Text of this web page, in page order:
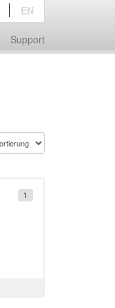
Support
EN
1